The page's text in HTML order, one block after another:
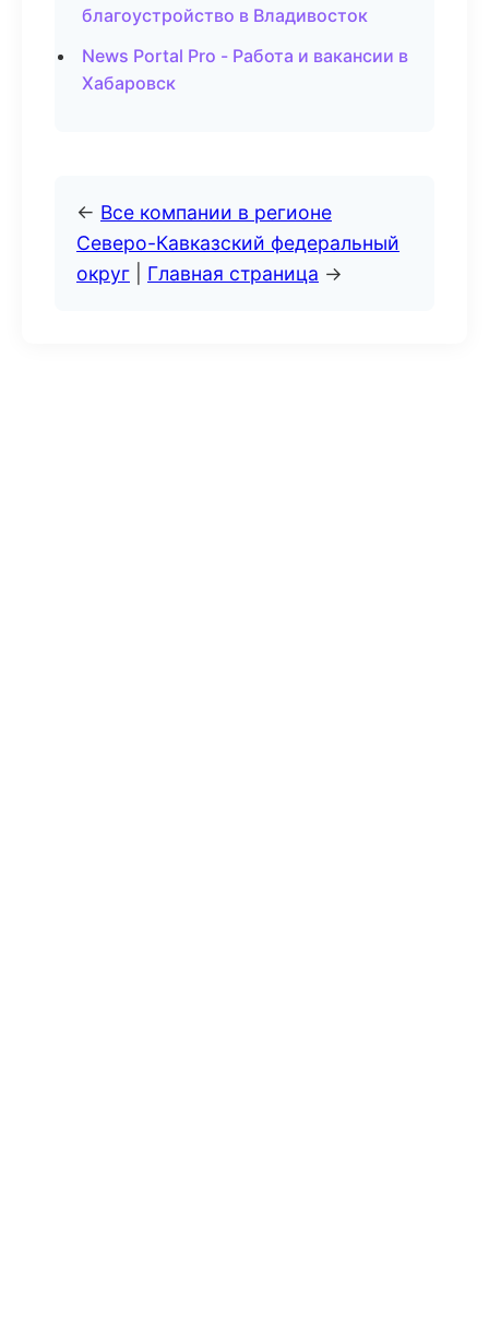
благоустройство в Владивосток
News Portal Pro - Работа и вакансии в
Хабаровск
← Все компании в регионе
Северо-Кавказский федеральный
округ
Главная страница →